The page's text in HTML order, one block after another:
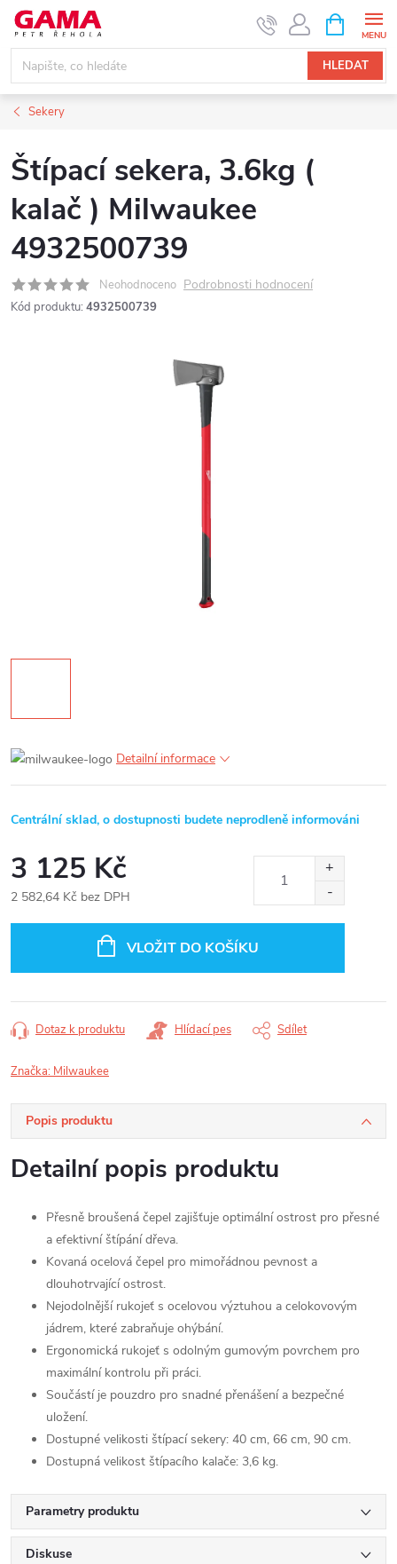
Přejít
obsah
HLEDAT
NÁKUPNÍ
KOŠÍK
Sekery
Štípací sekera, 3.6kg (
kalač ) Milwaukee
4932500739
Neohodnoceno Podrobnosti hodnocení
Kód produktu: 4932500739
Detailní informace
Centrální sklad, o dostupnosti budete neprodleně informováni
3 125 Kč
2 582,64 Kč bez DPH
VLOŽIT DO KOŠÍKU
Dotaz k produktu Hlídací pes Sdílet
Značka: Milwaukee
Popis produktu
Detailní popis produktu
Přesně broušená čepel zajišťuje optimální ostrost pro přesné
a efektivní štípání dřeva.
Kovaná ocelová čepel pro mimořádnou pevnost a
dlouhotrvající ostrost.
Nejodolnější rukojeť s ocelovou výztuhou a celokovovým
jádrem, které zabraňuje ohýbání.
Ergonomická rukojeť s odolným gumovým povrchem pro
maximální kontrolu při práci.
Součástí je pouzdro pro snadné přenášení a bezpečné
uložení.
Dostupné velikosti štípací sekery: 40 cm, 66 cm, 90 cm.
Dostupná velikost štípacího kalače: 3,6 kg.
Parametry produktu
Diskuse